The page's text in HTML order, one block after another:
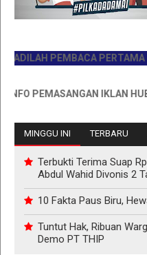
PEMBACA PERTAMA
PEMASANGAN IKLAN HUB :
MINGGU INI TERBARU
Terbukti Terima Suap
Abdul Wahid Divonis 2
10 Fakta Paus Biru,
Tuntut Hak, Ribuan
Demo PT THIP